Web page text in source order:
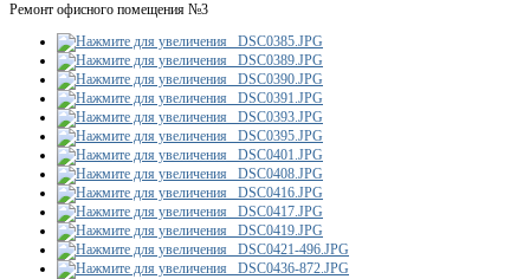
Ремонт офисного помещения №3